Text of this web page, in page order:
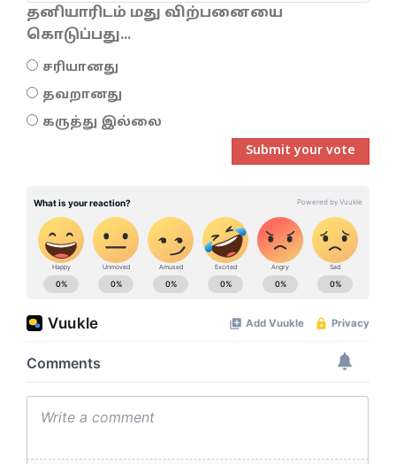
தனியாரிடம் மது விற்பனையை
கொடுப்பது...
சரியானது
தவறானது
கருத்து இல்லை
Submit your vote